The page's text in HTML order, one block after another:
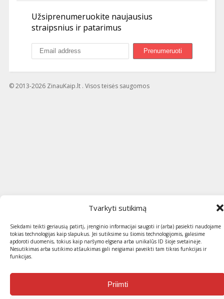
Tvarkyti sutikimą
Siekdami teikti geriausią patirtį, įrenginio informacijai saugoti ir (arba) pasiekti naudojame
tokias technologijas kaip slapukus. Jei sutiksime su šiomis technologijomis, galėsime
apdoroti duomenis, tokius kaip naršymo elgsena arba unikalūs ID šioje svetainėje.
Nesutikimas arba sutikimo atšaukimas gali neigiamai paveikti tam tikras funkcijas ir
funkcijas.
Priimti
Užsiprenumeruokite naujausius
straipsnius ir patarimus
© 2013-2026 ZinauKaip.lt . Visos teisės saugomos